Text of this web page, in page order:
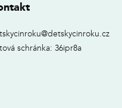
schránka: 36ipr8a